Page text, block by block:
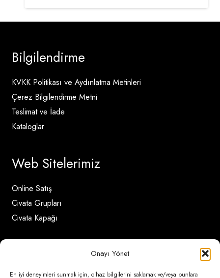
Onayı Yönet
En iyi deneyimleri sunmak için, cihaz bilgilerini saklamak ve/veya bunlara
Bilgilendirme
KVKK Politikası ve Aydınlatma Metinleri
Çerez Bilgilendirme Metni
Teslimat ve İade
Kataloglar
Web Sitelerimiz
Online Satış
Civata Grupları
Civata Kapağı
İletişim Detayları